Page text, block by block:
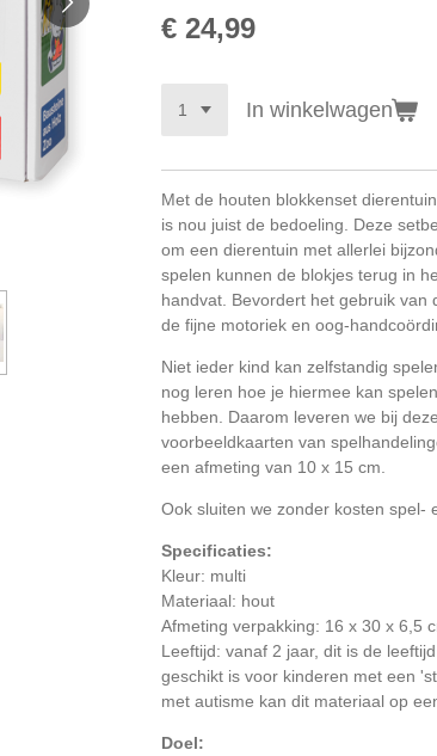
€ 24,99
In winkelwagen
Met de houten blokkenset
is nou juist de bedoeling. Deze
om een dierentuin met allerlei
spelen kunnen de blokjes terug in
handvat. Bevordert het gebruik van
de fijne motoriek en oog-
Niet ieder kind kan zelfstandig
nog leren hoe je hiermee kan
hebben. Daarom leveren we bij
voorbeeldkaarten van
een afmeting van 10 x 15 cm.
Ook sluiten we zonder kosten spel-
Specificaties:
Kleur: multi
Materiaal: hout
Afmeting verpakking: 16 x 30 x 6,5
Leeftijd: vanaf 2 jaar, dit is de
geschikt is voor kinderen met een
met autisme kan dit materiaal op
Doel: